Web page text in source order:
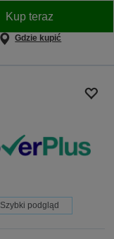
Kup teraz
Gdzie kupić
Szybki podgląd